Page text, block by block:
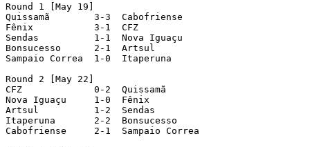
Round 1 [May 19]
Quissamã        3-3  Cabofriense
Fênix           3-1  CFZ
Sendas          1-1  Nova Iguaçu
Bonsucesso      2-1  Artsul
Sampaio Correa  1-0  Itaperuna
Round 2 [May 22]
CFZ             0-2  Quissamã
Nova Iguaçu     1-0  Fênix
Artsul          1-2  Sendas
Itaperuna       2-2  Bonsucesso
Cabofriense     2-1  Sampaio Correa